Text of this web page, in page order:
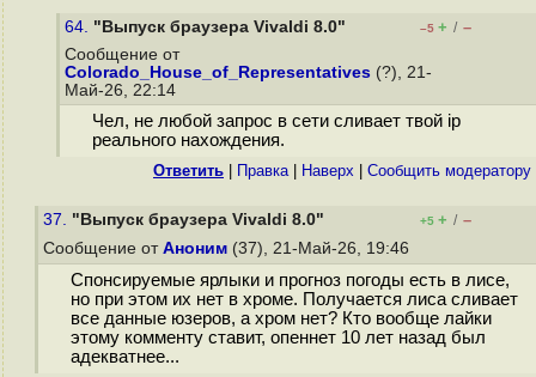
64. "Выпуск браузера Vivaldi 8.0" –5 + / –
Сообщение от
Colorado_House_of_Representatives (?), 21-
Май-26, 22:14
Чел, не любой запрос в сети сливает твой ip
реального нахождения.
Ответить Правка| Наверх Cообщить модератору
37. "Выпуск браузера Vivaldi 8.0" +5 + / –
Сообщение от Аноним (37), 21-Май-26, 19:46
Спонсируемые ярлыки и прогноз погоды есть в лисе,
но при этом их нет в хроме. Получается лиса сливает
все данные юзеров, а хром нет? Кто вообще лайки
этому комменту ставит, опеннет 10 лет назад был
адекватнее...